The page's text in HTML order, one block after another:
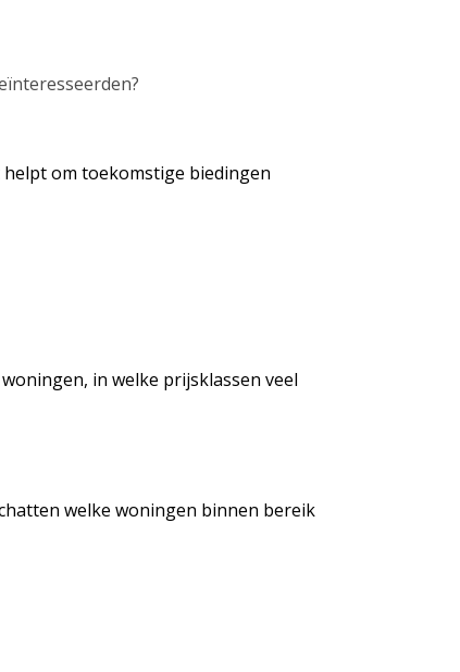
om toekomstige biedingen
in welke prijsklassen veel
welke woningen binnen bereik